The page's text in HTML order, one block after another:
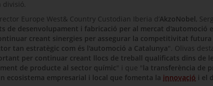
divisió.
Europe West& Country Custodian Iberia d’AkzoNobel,
de desenvolupament i fabricació per al mercat d'automoció
creant sinergies per assegurar la competitivitat
tan estratègic com és l'automoció a Catalunya". Olivas
per continuar creant llocs de treball qualificats dins de
de producte al sector químic" i que " la transferència de
ecosistema empresarial i local que fomenta la innovació i el